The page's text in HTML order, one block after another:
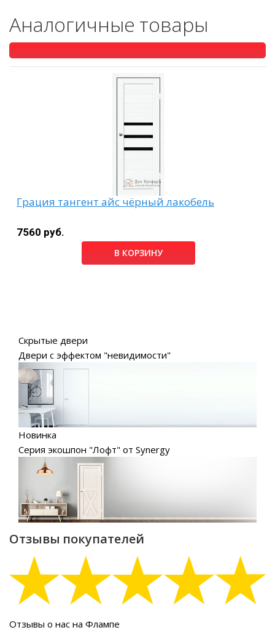
Аналогичные товары
Грация тангент айс чёрный лакобель
7560 руб.
В КОРЗИНУ
Скрытые двери
Двери с эффектом "невидимости"
Новинка
Серия экошпон "Лофт" от Synergy
Отзывы покупателей
Отзывы о нас на Флампе